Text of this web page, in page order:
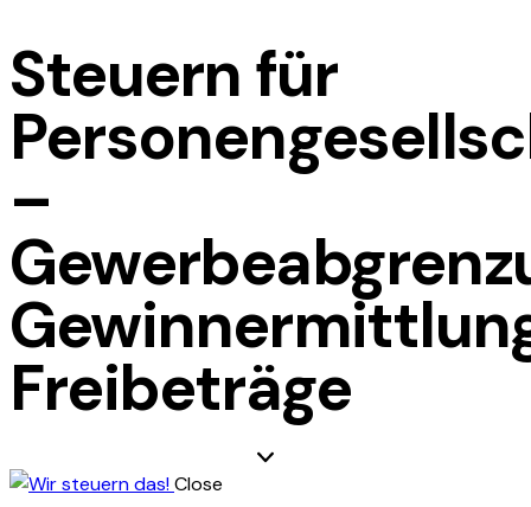
Steuern für
–
Freibeträge
Close